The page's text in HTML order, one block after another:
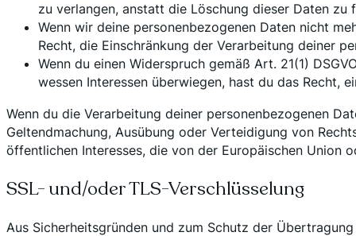
zu verlangen, anstatt die Löschung dieser Daten zu
Wenn wir deine personenbezogenen Daten nicht
Recht, die Einschränkung der Verarbeitung deiner
Wenn du einen Widerspruch gemäß Art. 21(1)
wessen Interessen überwiegen, hast du das Recht,
Wenn du die Verarbeitung deiner personenbezogenen
Geltendmachung, Ausübung oder Verteidigung von
öffentlichen Interesses, die von der Europäischen Union
SSL- und/oder TLS-Verschlüsselung
Aus Sicherheitsgründen und zum Schutz der